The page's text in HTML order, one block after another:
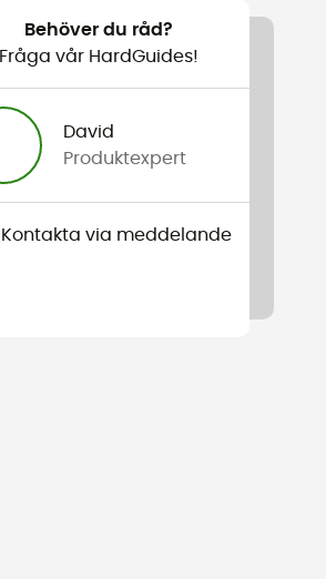
Behöver du råd?
Fråga vår HardGuides!
David
Produktexpert
Kontakta via meddelande